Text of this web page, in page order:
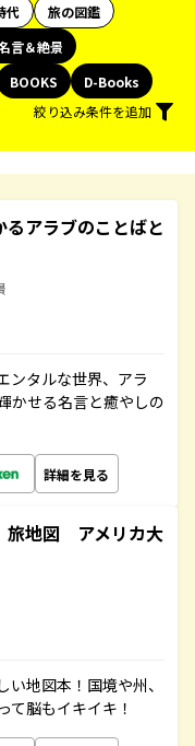
代
旅の図鑑
言＆絶景
BOOKS
D-Books
絞り込み条件を追加
アラブのことばと
ンタルな世界、アラ
かせる名言と癒やしの
詳細を見る
地図 アメリカ大
地図本！国境や州、
て脳もイキイキ！